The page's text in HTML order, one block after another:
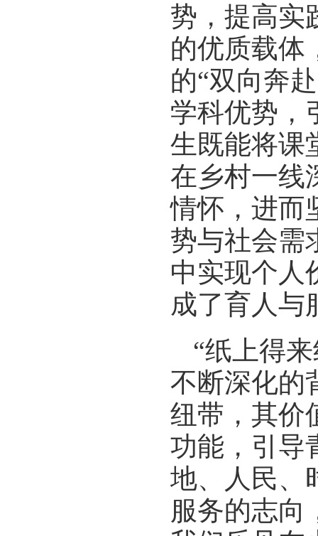
势，提高实
的优质载体
的“双向奔
学科优势，
生既能将课
在乡村一线
情怀，进而
势与社会需
中实现个人
成了育人与
“纸上得
不断深化的
纽带，其价
功能，引导
地、人民、
服务的志向